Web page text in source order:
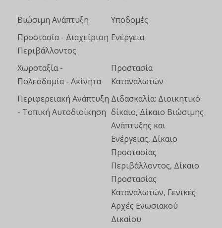
Βιώσιμη Ανάπτυξη
Υποδομές
Προστασία - Διαχείριση
Περιβάλλοντος
Ενέργεια
Χωροταξία -
Πολεοδομία - Ακίνητα
Προστασία
Καταναλωτών
Περιφερειακή Ανάπτυξη
- Τοπική Αυτοδιοίκηση
Διδασκαλία: Διοικητικό
δίκαιο, Δίκαιο Βιώσιμης
Ανάπτυξης και
Ενέργειας, Δίκαιο
Προστασίας
Περιβάλλοντος, Δίκαιο
Προστασίας
Καταναλωτών, Γενικές
Αρχές Ενωσιακού
Δικαίου